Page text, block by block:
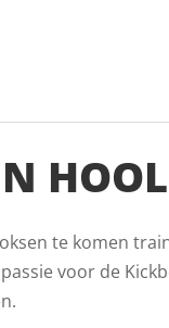
HOOL
te komen
voor de